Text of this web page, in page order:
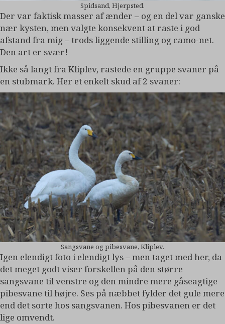
Spidsand, Hjerpsted.
Der var faktisk masser af ænder – og en del var ganske
nær kysten, men valgte konsekvent at raste i god
afstand fra mig – trods liggende stilling og camo-net.
Den art er svær!
Ikke så langt fra Kliplev, rastede en gruppe svaner på
en stubmark. Her et enkelt skud af 2 svaner:
Sangsvane og pibesvane, Kliplev.
Igen elendigt foto i elendigt lys – men taget med her, da
det meget godt viser forskellen på den større
sangsvane til venstre og den mindre mere gåseagtige
pibesvane til højre. Ses på næbbet fylder det gule mere
end det sorte hos sangsvanen. Hos pibesvanen er det
lige omvendt.